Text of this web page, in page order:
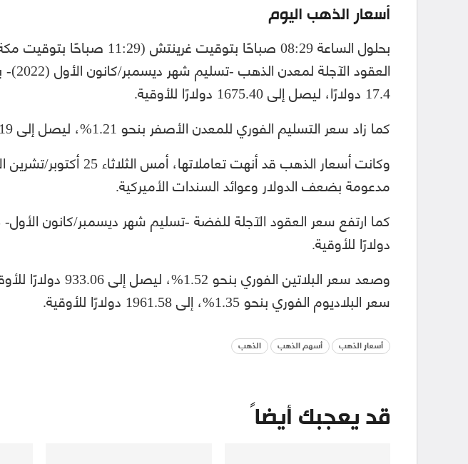
أسعار الذهب اليوم
بحلول الساعة 08:29 صباحًا بتوقيت
17.4 دولارًا، ليصل إلى 1675.40 دولارًا للأوقية.
كما زاد سعر التسليم الفوري للمعدن الأصفر بنحو 1.21%، ليصل إلى 1673.19 دولارًا للأوقية.
وكانت أسعار الذهب قد أنهت
مدعومة بضعف الدولار وعوائد السندات الأميركية.
دولارًا للأوقية.
وصعد سعر البلاتين الفوري بنحو
سعر البلاديوم الفوري بنحو 1.35%، إلى 1961.58 دولارًا للأوقية.
أسعار الذهب أسهم الذهب الذهب
قد يعجبك أيضاً